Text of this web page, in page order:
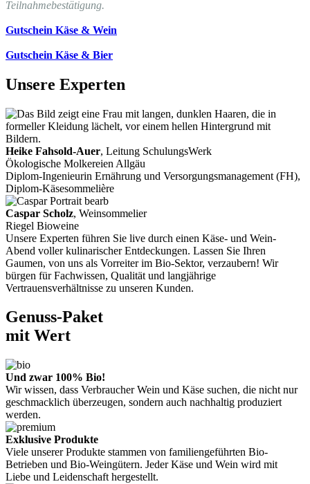
Teilnahmebestätigung.
Gutschein Käse & Wein
Gutschein Käse & Bier
Unsere Experten
Heike Fahsold-Auer, Leitung SchulungsWerk
Ökologische Molkereien Allgäu
Diplom-Ingenieurin Ernährung und Versorgungsmanagement (FH),
Diplom-Käsesommelière
Caspar Scholz, Weinsommelier
Riegel Bioweine
Unsere Experten führen Sie live durch einen Käse- und Wein-
Abend voller kulinarischer Entdeckungen. Lassen Sie Ihren
Gaumen, von uns als Vorreiter im Bio-Sektor, verzaubern! Wir
bürgen für Fachwissen, Qualität und langjährige
Vertrauensverhältnisse zu unseren Kunden.
Genuss-Paket
mit Wert
Und zwar 100% Bio!
Wir wissen, dass Verbraucher Wein und Käse suchen, die nicht nur
geschmacklich überzeugen, sondern auch nachhaltig produziert
werden.
Exklusive Produkte
Viele unserer Produkte stammen von familiengeführten Bio-
Betrieben und Bio-Weingütern. Jeder Käse und Wein wird mit
Liebe und Leidenschaft hergestellt.